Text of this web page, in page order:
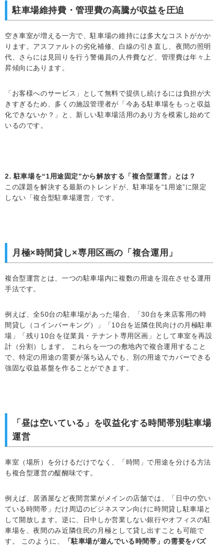
駐車場維持費・管理費の高騰が収益を圧迫
空き車室が増える一方で、駐車場の維持には多大なコストがかか
ります。アスファルトの劣化補修、白線の引き直し、夜間の照明
代、さらには見回りを行う警備員の人件費など、管理費は年々上
昇傾向にあります。
「お客様へのサービス」として無料で提供し続けるには負担が大
きすぎるため、多くの施設管理者が「今ある駐車場をもっと収益
化できないか？」と、新しい駐車場活用のあり方を模索し始めて
いるのです。
2. 駐車場を“1用途固定”から解放する「複合型運営」とは？
この課題を解決する最新のトレンドが、駐車場を“1用途”に限定
しない「複合型駐車場運営」です。
月極×時間貸し×専用区画の「複合運用」
複合型運営とは、一つの駐車場内に複数の用途を混在させる運用
手法です。
例えば、全50台の駐車場があった場合、「30台を来店客用の時
間貸し（コインパーキング）」「10台を近隣住民向けの月極駐車
場」「残り10台を従業員・テナント専用区画」として車室を再設
計（分割）します。 これらを一つの敷地内で複合運用すること
で、特定の用途の需要が落ち込んでも、別の用途でカバーできる
強固な収益基盤を作ることができます。
「昼は空いている」を収益化する時間帯別駐車場
運営
車室（場所）を分けるだけでなく、「時間」で用途を分ける方法
も複合型運営の醍醐味です。
例えば、居酒屋など夜間営業がメインの店舗では、「日中の空い
ている時間帯」だけ周辺のビジネスマン向けに時間貸し駐車場と
して開放します。逆に、日中しか営業しない銀行やオフィスの駐
車場を、夜間のみ近隣住民の月極として貸し出すことも可能で
す。 このように、
「駐車場が遊んでいる時間帯」の需要をパズ